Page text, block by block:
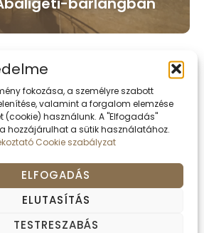
fokozása, a személyre szabott
valamint a forgalom elemzése
(cookie) használunk. A "Elfogadás"
hozzájárulhat a sütik használatához.
Cookie szabályzat
ELFOGADÁS
ELUTASÍTÁS
TESTRESZABÁS
További
megBaranya vármegyét
, legfrissebb híreket és
információkat.